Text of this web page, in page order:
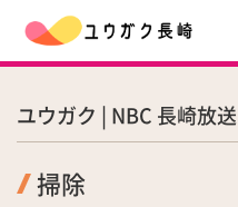
ユウガク | NBC 長崎放送
掃除